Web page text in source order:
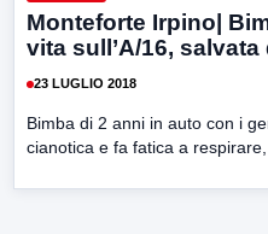
Monteforte Irpino|
vita sull’A/16,
23 LUGLIO 2018
Bimba di 2 anni in auto con i
cianotica e fa fatica a respirare,